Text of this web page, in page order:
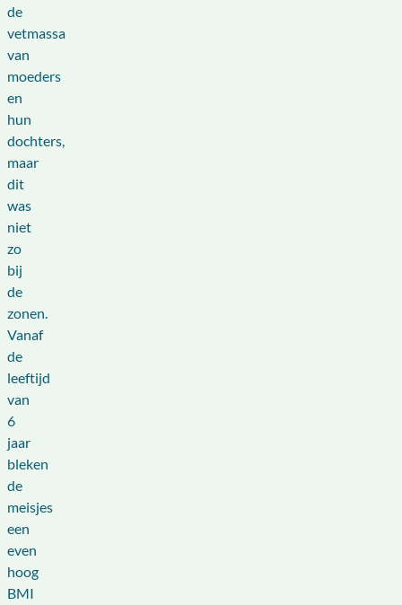
de
vetmassa
van
moeders
en
hun
dochters,
maar
dit
was
niet
zo
bij
de
zonen.
Vanaf
de
leeftijd
van
6
jaar
bleken
de
meisjes
een
even
hoog
BMI